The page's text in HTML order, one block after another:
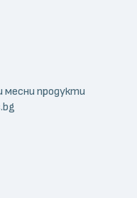
месни продукти